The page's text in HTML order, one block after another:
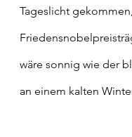
Tageslicht
wäre sonnig wie der
an einem kalten